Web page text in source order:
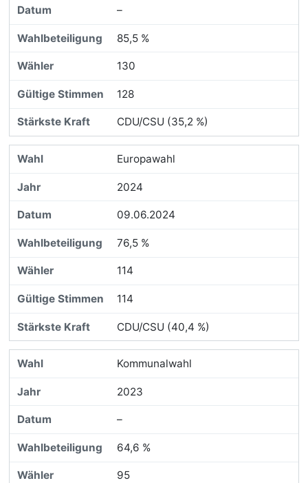
–
85,5 %
130
128
CDU/CSU (35,2 %)
Europawahl
2024
09.06.2024
76,5 %
114
114
CDU/CSU (40,4 %)
Kommunalwahl
2023
–
64,6 %
95